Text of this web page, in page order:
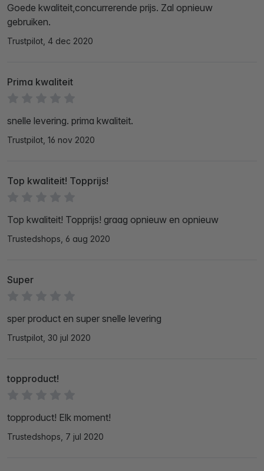
Goede kwaliteit,concurrerende prijs. Zal opnieuw
gebruiken.
Trustpilot, 4 dec 2020
Prima kwaliteit
snelle levering. prima kwaliteit.
Trustpilot, 16 nov 2020
Top kwaliteit! Topprijs!
Top kwaliteit! Topprijs! graag opnieuw en opnieuw
Trustedshops, 6 aug 2020
Super
sper product en super snelle levering
Trustpilot, 30 jul 2020
topproduct!
topproduct! Elk moment!
Trustedshops, 7 jul 2020